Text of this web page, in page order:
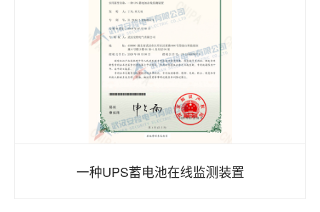
一种UPS蓄电池在线监测装置